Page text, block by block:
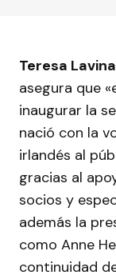
Teresa Lavina
asegura que
inaugurar la
nació con la
irlandés al
gracias al
socios y
además la
como Anne
continuidad